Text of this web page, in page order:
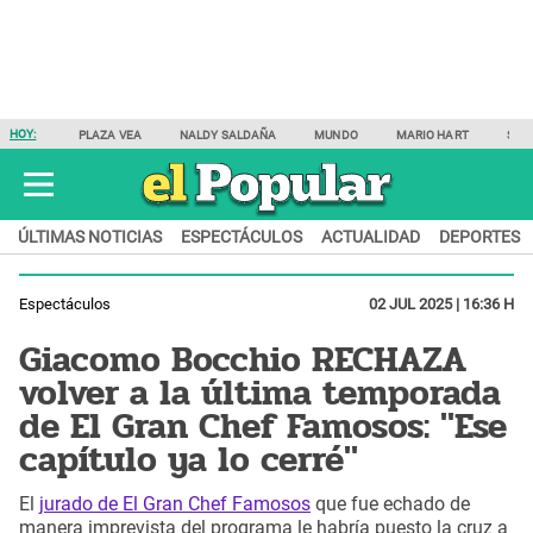
HOY: PLAZA VEA NALDY SALDAÑA MUNDO MARIO HART
ÚLTIMAS NOTICIAS ESPECTÁCULOS ACTUALIDAD DEPORTES
Espectáculos 02 JUL 2025 | 16:36 H
Giacomo Bocchio RECHAZA
volver a la última temporada
de El Gran Chef Famosos: "Ese
capítulo ya lo cerré"
El jurado de El Gran Chef Famosos que fue echado de
manera imprevista del programa le habría puesto la cruz a